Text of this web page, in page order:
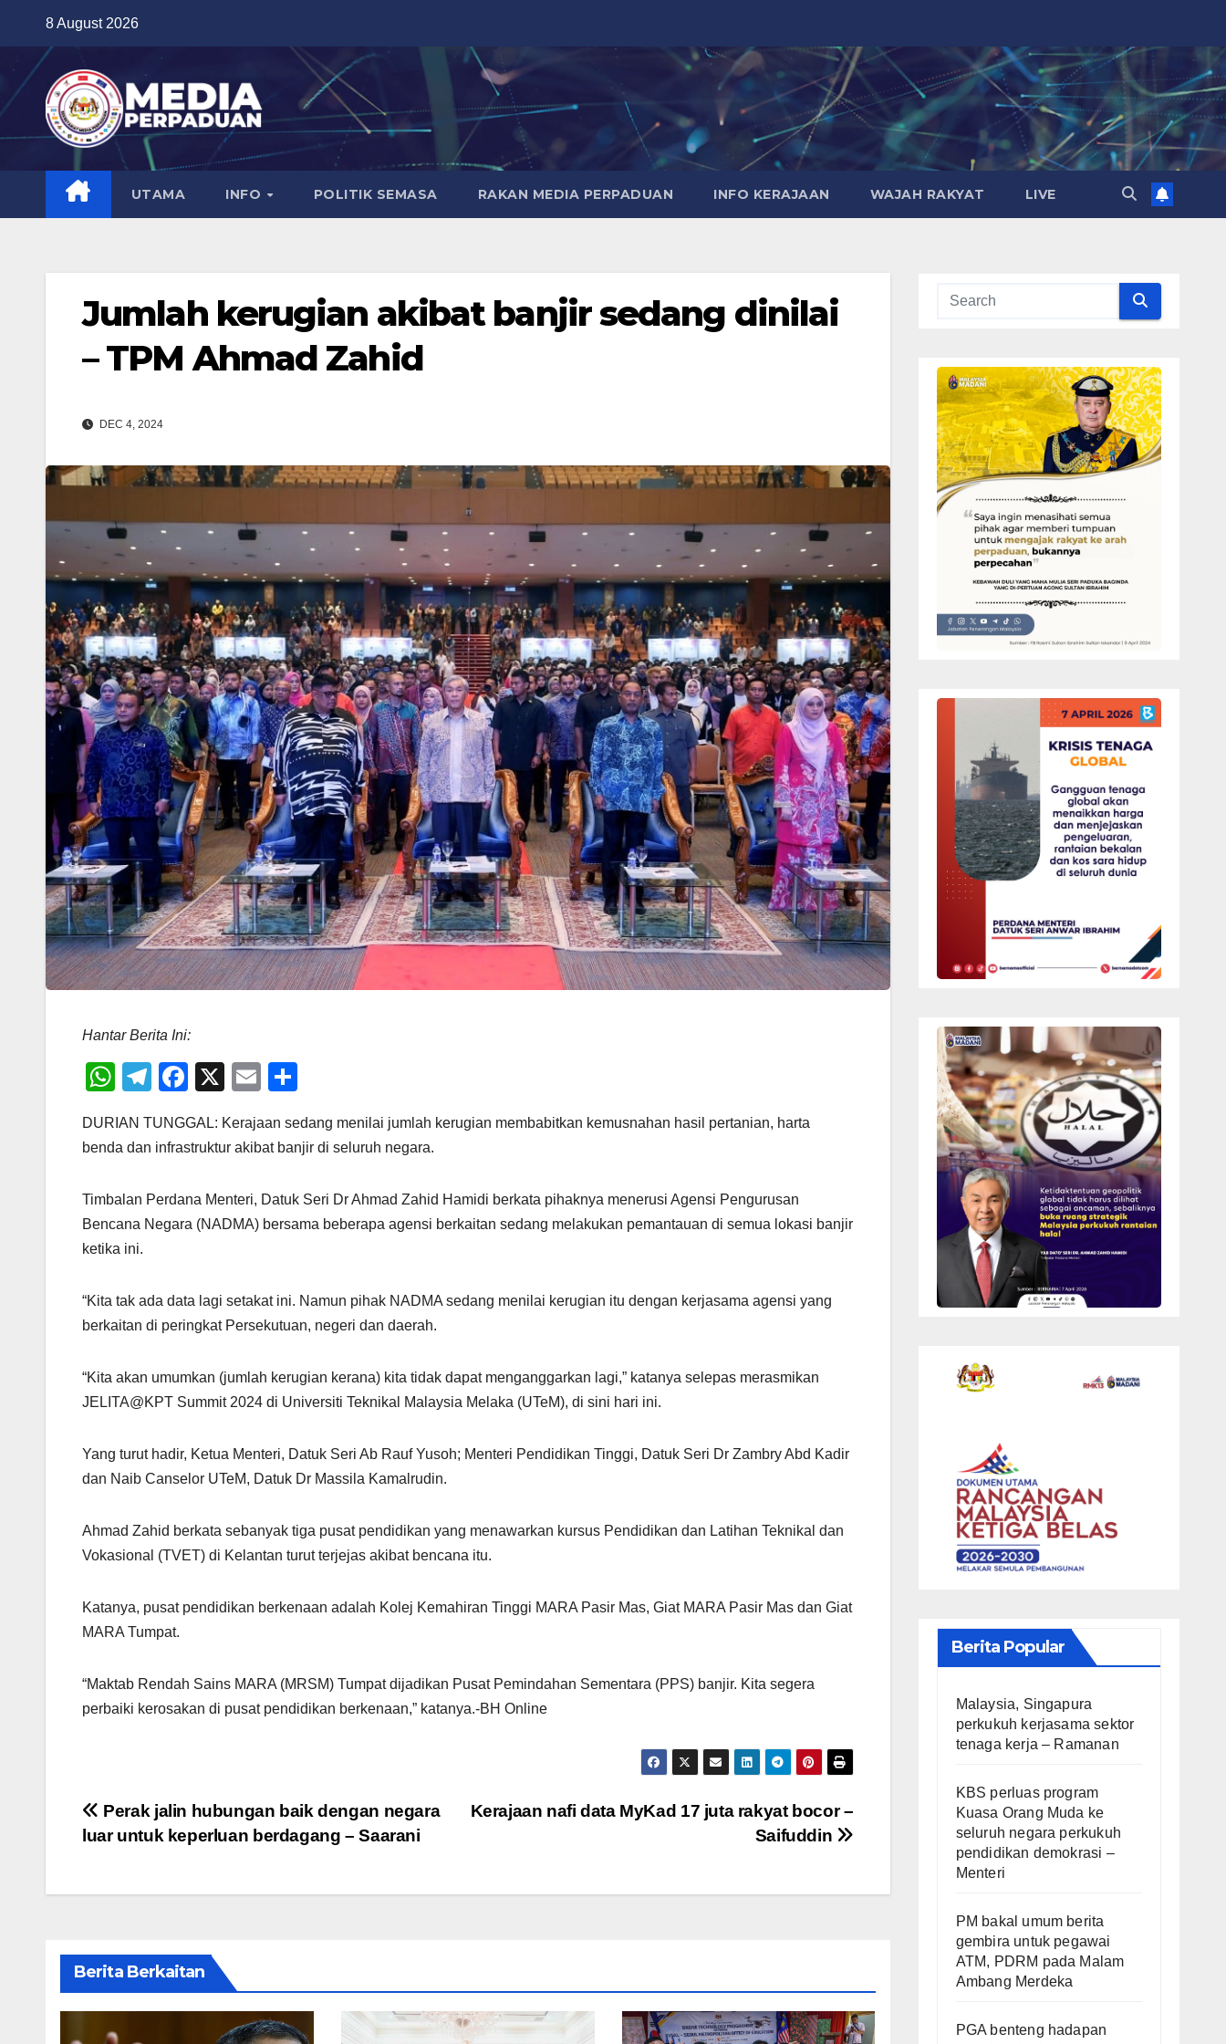
content
8 August 2026
UTAMA INFO POLITIK SEMASA RAKAN MEDIA PERPADUAN INFO KERAJAAN WAJAH RAKYAT LIVE
Jumlah kerugian akibat banjir sedang dinilai
– TPM Ahmad Zahid
DEC 4, 2024
Hantar Berita Ini:
W
at
A
p
p
T
e
a
m
F
c
b
o
X
E
ail ar
e
DURIAN TUNGGAL: Kerajaan sedang menilai jumlah kerugian membabitkan kemusnahan hasil pertanian, harta
benda dan infrastruktur akibat banjir di seluruh negara.
Timbalan Perdana Menteri, Datuk Seri Dr Ahmad Zahid Hamidi berkata pihaknya menerusi Agensi Pengurusan
Bencana Negara (NADMA) bersama beberapa agensi berkaitan sedang melakukan pemantauan di semua lokasi banjir
ketika ini.
“Kita tak ada data lagi setakat ini. Namun pihak NADMA sedang menilai kerugian itu dengan kerjasama agensi yang
berkaitan di peringkat Persekutuan, negeri dan daerah.
“Kita akan umumkan (jumlah kerugian kerana) kita tidak dapat menganggarkan lagi,” katanya selepas merasmikan
JELITA@KPT Summit 2024 di Universiti Teknikal Malaysia Melaka (UTeM), di sini hari ini.
Yang turut hadir, Ketua Menteri, Datuk Seri Ab Rauf Yusoh; Menteri Pendidikan Tinggi, Datuk Seri Dr Zambry Abd Kadir
dan Naib Canselor UTeM, Datuk Dr Massila Kamalrudin.
Ahmad Zahid berkata sebanyak tiga pusat pendidikan yang menawarkan kursus Pendidikan dan Latihan Teknikal dan
Vokasional (TVET) di Kelantan turut terjejas akibat bencana itu.
Katanya, pusat pendidikan berkenaan adalah Kolej Kemahiran Tinggi MARA Pasir Mas, Giat MARA Pasir Mas dan Giat
MARA Tumpat.
“Maktab Rendah Sains MARA (MRSM) Tumpat dijadikan Pusat Pemindahan Sementara (PPS) banjir. Kita segera
perbaiki kerosakan di pusat pendidikan berkenaan,” katanya.-BH Online
Post
navigation
Kerajaan nafi data MyKad 17 juta rakyat bocor –
Saifuddin
Perak jalin hubungan baik dengan negara
luar untuk keperluan berdagang – Saarani
Berita Berkaitan
Berita Popular
Malaysia, Singapura
perkukuh kerjasama sektor
tenaga kerja – Ramanan
KBS perluas program
Kuasa Orang Muda ke
seluruh negara perkukuh
pendidikan demokrasi –
Menteri
PM bakal umum berita
gembira untuk pegawai
ATM, PDRM pada Malam
Ambang Merdeka
PGA benteng hadapan